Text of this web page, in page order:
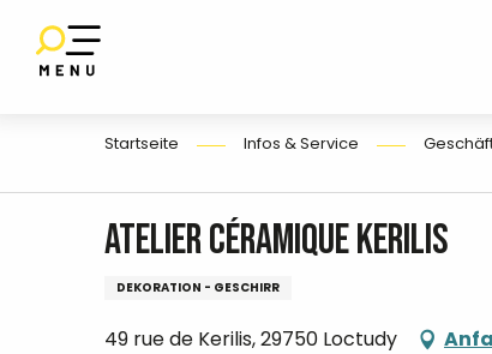
contenu
Startseite Infos & Service
Atelier céramique Kerilis
DEKORATION - GESCHIRR
49 rue de Kerilis, 29750 Loctudy